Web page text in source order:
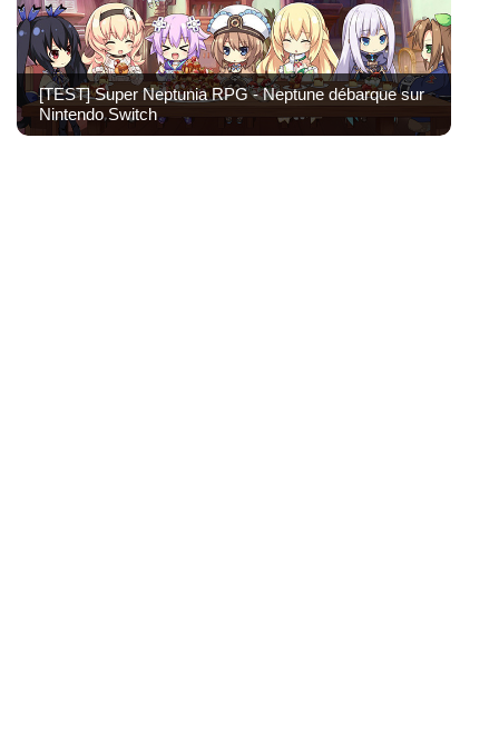
[TEST] Super Neptunia RPG - Neptune débarque sur
Nintendo Switch